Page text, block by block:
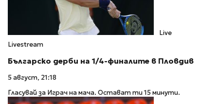
Live
Livestream
Българско дерби на 1/4-финалите в Пловдив
5 август, 21:18
Гласувай за Играч на мача. Остават ти 15 минути.